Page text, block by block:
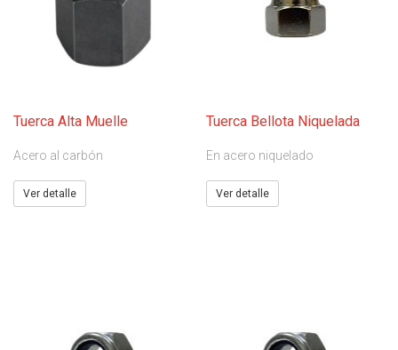
Tuerca Alta Muelle
Acero al carbón
Ver detalle
Tuerca Bellota Niquelada
En acero niquelado
Ver detalle